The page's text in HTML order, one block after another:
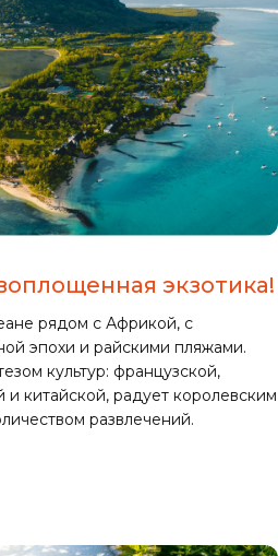
экзотика!
рядом с Африкой, c
эпохи и райскими пляжами.
культур: французской,
китайской, радует королевским
развлечений.